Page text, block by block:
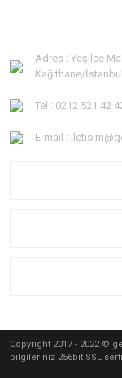
Adres : Yeşilce
Kağıthane/İstanbul
Tel : 0212 521 42
E-mail :
Copyright 2017 - 2022 ©
bilgileriniz 256bit SSL